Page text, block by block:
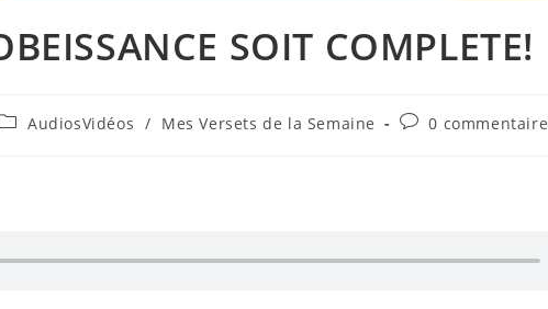
SOIT COMPLETE!
AudiosVidéos / Mes Versets de la Semaine
Commentaires
0 commentaire